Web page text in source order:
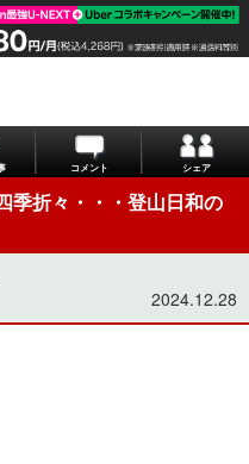
コメント シェア
季折々・・・登山日和の
2024.12.28